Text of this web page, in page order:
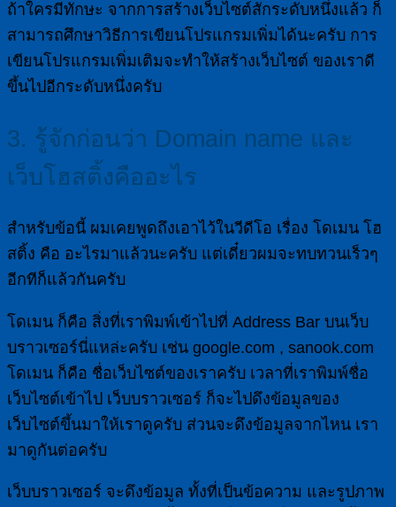
ถ้าใครมีทักษะ จากการสร้างเว็บไซต์สักระดับหนึ่งแล้ว ก็
สามารถศึกษาวิธีการเขียนโปรแกรมเพิ่มได้นะครับ การ
เขียนโปรแกรมเพิ่มเติมจะทำให้สร้างเว็บไซต์ ของเราดี
ขึ้นไปอีกระดับหนึ่งครับ
3. รู้จักก่อนว่า Domain name และ
เว็บโฮสติ้งคืออะไร
สำหรับข้อนี้ ผมเคยพูดถึงเอาไว้ในวีดีโอ เรื่อง โดเมน โฮ
สติ้ง คือ อะไรมาแล้วนะครับ แต่เดี๋ยวผมจะทบทวนเร็วๆ
อีกทีก็แล้วกันครับ
โดเมน ก็คือ สิ่งที่เราพิมพ์เข้าไปที่ Address Bar บนเว็บ
บราวเซอร์นี่แหล่ะครับ เช่น google.com , sanook.com
โดเมน ก็คือ ชื่อเว็บไซต์ของเราครับ เวลาที่เราพิมพ์ชื่อ
เว็บไซต์เข้าไป เว็บบราวเซอร์ ก็จะไปดึงข้อมูลของ
เว็บไซต์ขึ้นมาให้เราดูครับ ส่วนจะดึงข้อมูลจากไหน เรา
มาดูกันต่อครับ
เว็บบราวเซอร์ จะดึงข้อมูล ทั้งที่เป็นข้อความ และรูปภาพ